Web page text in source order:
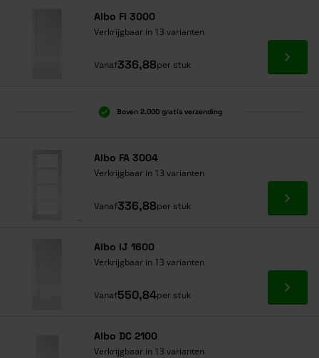
Albo FI 3000
Verkrijgbaar in 13 varianten
Vanaf336,88per stuk Ga
Boven 2.000 gratis verzending
Albo FA 3004
Verkrijgbaar in 13 varianten
Vanaf336,88per stuk Ga
Albo IJ 1600
Verkrijgbaar in 13 varianten
Vanaf550,84per stuk Ga
Albo DC 2100
Verkrijgbaar in 13 varianten